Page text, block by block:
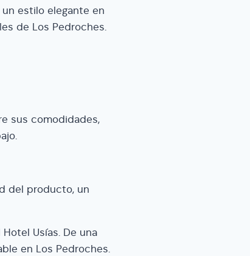
estilo elegante en
de Los Pedroches.
sus comodidades,
del producto, un
Usías. De una
en Los Pedroches.